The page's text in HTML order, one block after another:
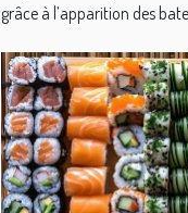
grâce à l’apparition des